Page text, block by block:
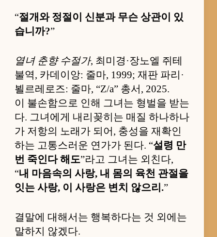
“절개와 정절이 신분과 무슨 상관이 있
습니까?”
열녀 춘향 수절가, 최미경·장노엘 쥐테
불역, 카데이앙: 줄마, 1999; 재판 파리·
뵐르레로즈: 줄마, “Z/a” 총서, 2025.
이 불손함으로 인해 그녀는 형벌을 받는
다. 그녀에게 내리꽂히는 매질 하나하나
가 저항의 노래가 되어, 충성을 재확인
하는 고통스러운 연가가 된다. “설령 만
번 죽인다 해도”라고 그녀는 외친다,
“내 마음속의 사랑, 내 몸의 육천 관절을
잇는 사랑, 이 사랑은 변치 않으리.”
결말에 대해서는 행복하다는 것 외에는
말하지 않겠다.